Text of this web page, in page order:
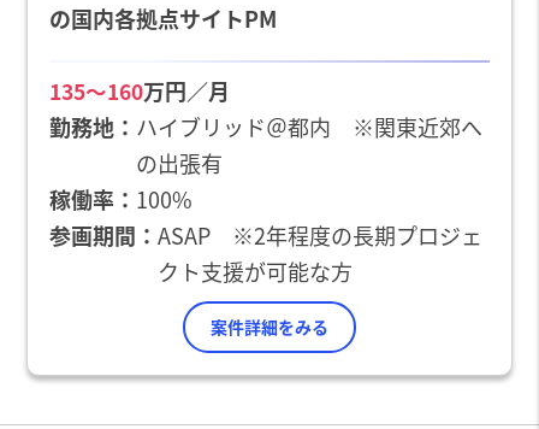
の国内各拠点サイトPM
135〜160万円／月
勤務地
ハイブリッド＠都内 ※関東近郊へ
の出張有
稼働率
100%
参画期間
ASAP ※2年程度の長期プロジェ
クト支援が可能な方
案件詳細をみる